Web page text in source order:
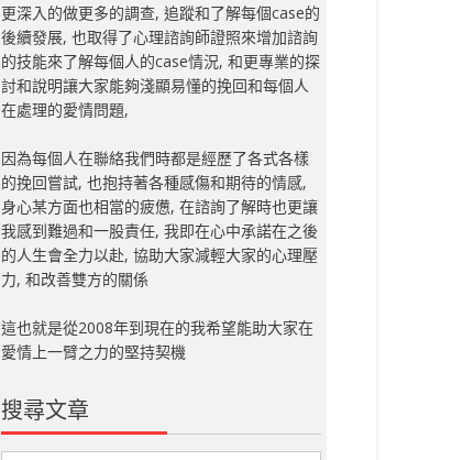
更深入的做更多的調查, 追蹤和了解每個case的
後續發展, 也取得了心理諮詢師證照來增加諮詢
的技能來了解每個人的case情況, 和更專業的探
討和說明讓大家能夠淺顯易懂的挽回和每個人
在處理的愛情問題,
因為每個人在聯絡我們時都是經歷了各式各樣
的挽回嘗試, 也抱持著各種感傷和期待的情感,
身心某方面也相當的疲憊, 在諮詢了解時也更讓
我感到難過和一股責任, 我即在心中承諾在之後
的人生會全力以赴, 協助大家減輕大家的心理壓
力, 和改善雙方的關係
這也就是從2008年到現在的我希望能助大家在
愛情上一臂之力的堅持契機
搜尋文章